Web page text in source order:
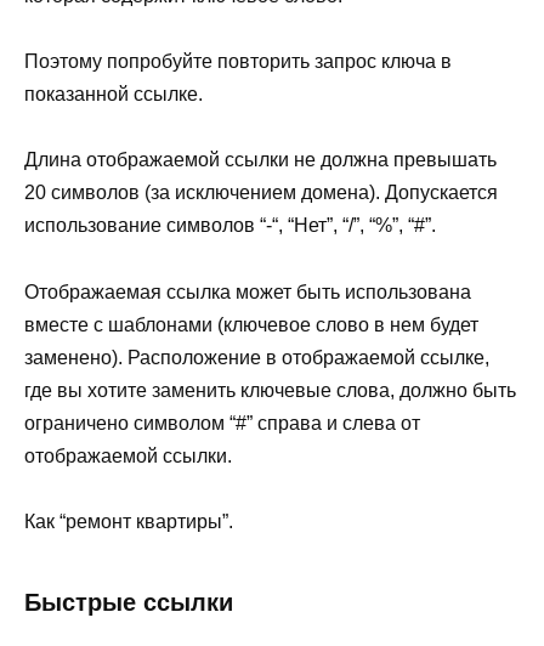
Поэтому попробуйте повторить запрос ключа в
показанной ссылке.
Длина отображаемой ссылки не должна превышать
20 символов (за исключением домена). Допускается
использование символов “-“, “Нет”, “/”, “%”, “#”.
Отображаемая ссылка может быть использована
вместе с шаблонами (ключевое слово в нем будет
заменено). Расположение в отображаемой ссылке,
где вы хотите заменить ключевые слова, должно быть
ограничено символом “#” справа и слева от
отображаемой ссылки.
Как “ремонт квартиры”.
Быстрые ссылки